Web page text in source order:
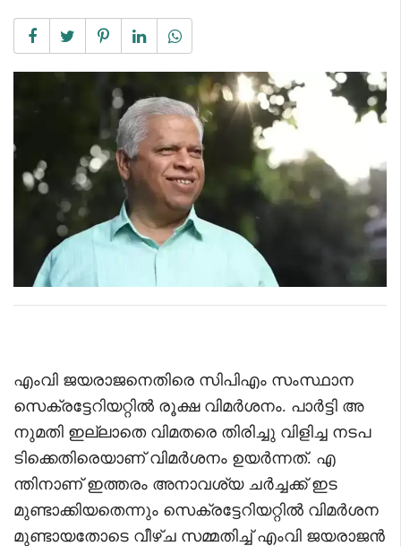
എംവി ജയരാജനെതിരെ സിപിഎം സംസ്ഥാന
സെക്രട്ടേറിയറ്റിൽ രൂക്ഷ വിമർശനം. പാർട്ടി അ
നുമതി ഇല്ലാതെ വിമതരെ തിരിച്ചു വിളിച്ച നടപ
ടിക്കെതിരെയാണ് വിമർശനം ഉയർന്നത്. എ
ന്തിനാണ് ഇത്തരം അനാവശ്യ ചർച്ചക്ക് ഇട
മുണ്ടാക്കിയതെന്നും സെക്രട്ടേറിയറ്റിൽ വിമർശന
മുണ്ടായതോടെ വീഴ്ച സമ്മതിച്ച് എംവി ജയരാജൻ